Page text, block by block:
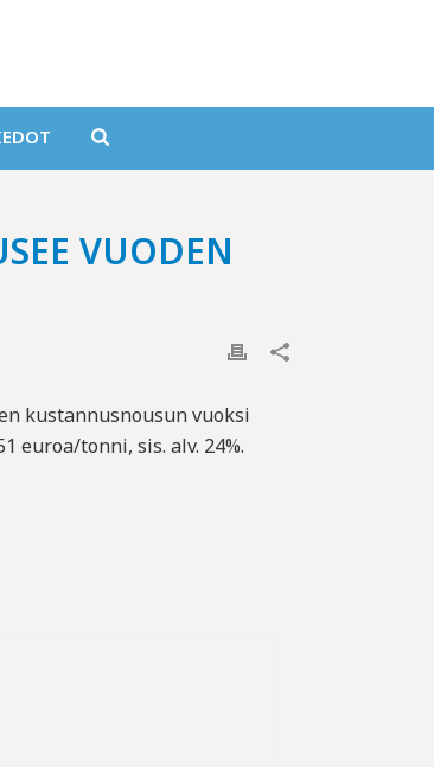
VUODEN
kustannusnousun vuoksi
euroa/tonni, sis. alv. 24%.